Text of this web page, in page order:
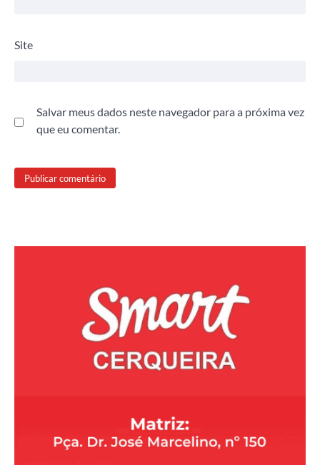
Site
Salvar meus dados neste navegador para a próxima vez
que eu comentar.